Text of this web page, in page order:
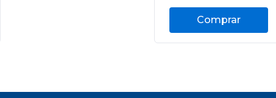
Comprar